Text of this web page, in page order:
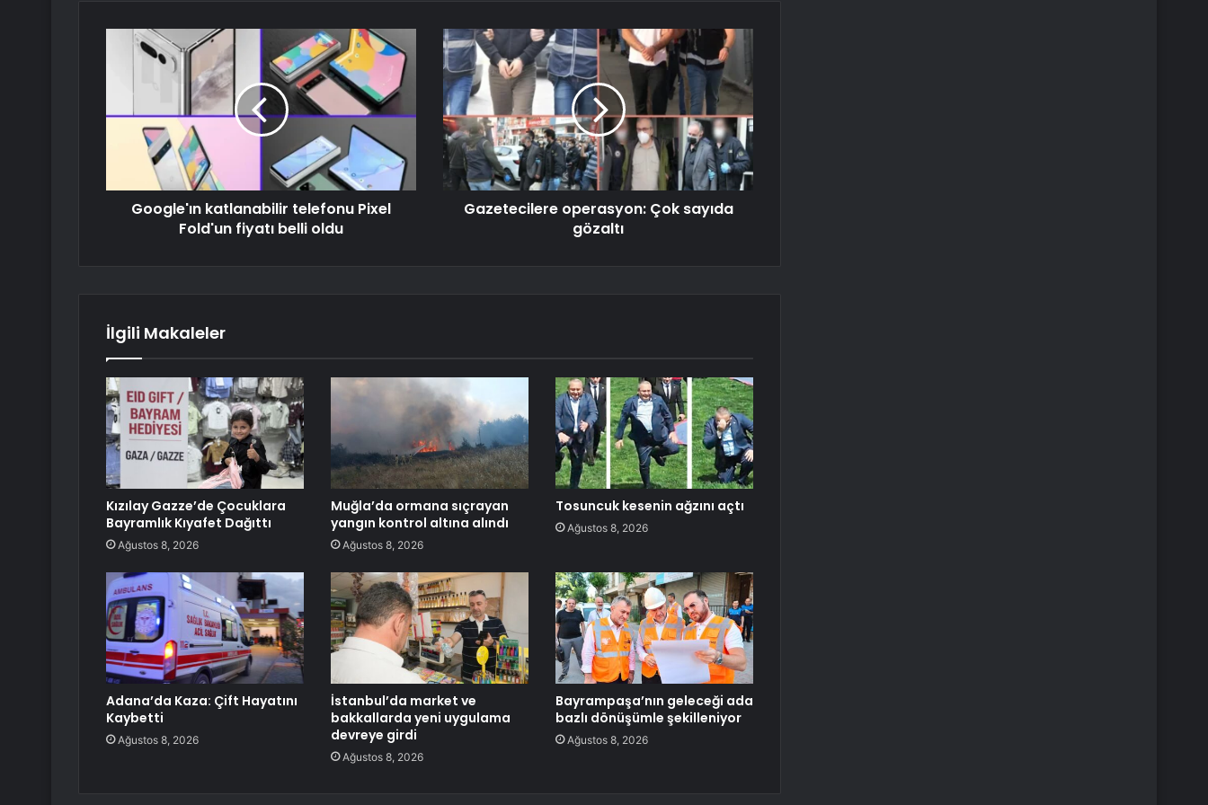
Google'ın katlanabilir telefonu Pixel
Fold'un fiyatı belli oldu
Gazetecilere operasyon: Çok sayıda
gözaltı
İlgili Makaleler
Kızılay Gazze’de Çocuklara
Bayramlık Kıyafet Dağıttı
Ağustos 8, 2026
Muğla’da ormana sıçrayan
yangın kontrol altına alındı
Ağustos 8, 2026
Tosuncuk kesenin ağzını açtı
Ağustos 8, 2026
Adana’da Kaza: Çift Hayatını
Kaybetti
Ağustos 8, 2026
İstanbul’da market ve
bakkallarda yeni uygulama
devreye girdi
Ağustos 8, 2026
Bayrampaşa’nın geleceği ada
bazlı dönüşümle şekilleniyor
Ağustos 8, 2026